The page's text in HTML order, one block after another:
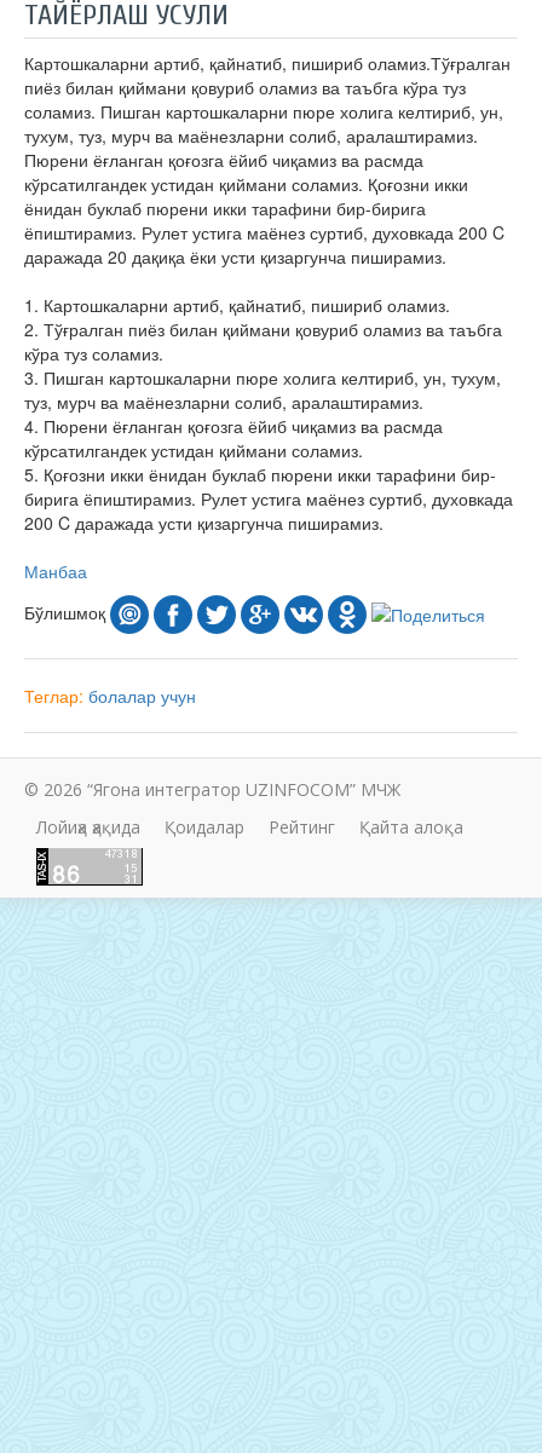
ТАЙЁРЛАШ УСУЛИ
Картошкаларни артиб, қайнатиб, пишириб оламиз.Тўғралган
пиёз билан қиймани қовуриб оламиз ва таъбга кўра туз
соламиз. Пишган картошкаларни пюре холига келтириб, ун,
тухум, туз, мурч ва маёнезларни солиб, аралаштирамиз.
Пюрени ёғланган қоғозга ёйиб чиқамиз ва расмда
кўрсатилгандек устидан қиймани соламиз. Қоғозни икки
ёнидан буклаб пюрени икки тарафини бир-бирига
ёпиштирамиз. Рулет устига маёнез суртиб, духовкада 200 C
даражада 20 дақиқа ёки усти қизаргунча пиширамиз.
1. Картошкаларни артиб, қайнатиб, пишириб оламиз.
2. Тўғралган пиёз билан қиймани қовуриб оламиз ва таъбга
кўра туз соламиз.
3. Пишган картошкаларни пюре холига келтириб, ун, тухум,
туз, мурч ва маёнезларни солиб, аралаштирамиз.
4. Пюрени ёғланган қоғозга ёйиб чиқамиз ва расмда
кўрсатилгандек устидан қиймани соламиз.
5. Қоғозни икки ёнидан буклаб пюрени икки тарафини бир-
бирига ёпиштирамиз. Рулет устига маёнез суртиб, духовкада
200 C даражада усти қизаргунча пиширамиз.
Манбаа
Бўлишмоқ
Теглар: болалар учун
© 2026 “Ягона интегратор UZINFOCOM” МЧЖ
Лойиҳа ҳақида
Қоидалар Рейтинг Қайта алоқа